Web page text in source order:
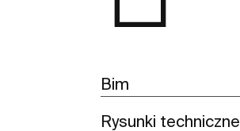
Bim
Rysunki techniczne